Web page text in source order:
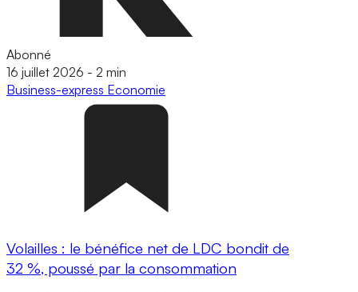
Abonné
16 juillet 2026 - 2 min
Business-express Economie
Volailles : le bénéfice net de LDC bondit de
32 %, poussé par la consommation